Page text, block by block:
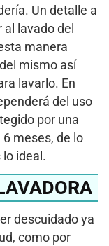
Un detalle a
lavado del
manera
mismo así
lavarlo. En
del uso
por una
meses, de lo
ideal.
descuidado ya
como por